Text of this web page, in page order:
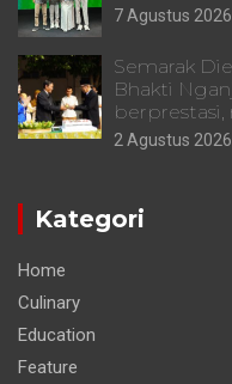
7 Agustus 2026
Semarak
Bhakti
berprestasi,
2 Agustus 2026
Kategori
Home
Culinary
Education
Feature